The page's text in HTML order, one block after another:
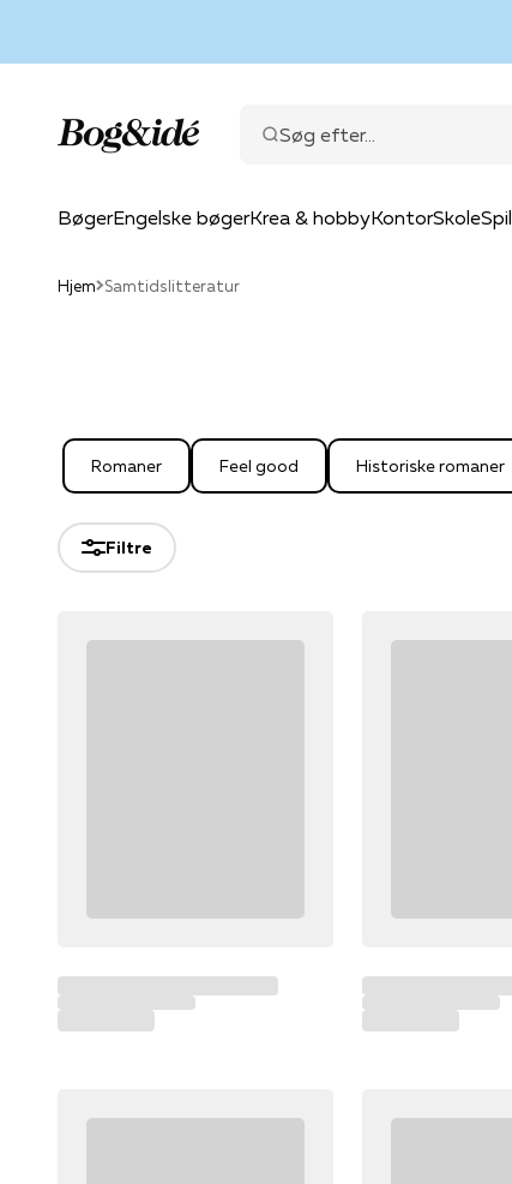
BøgerEngelske bøgerKrea & hobbyKontorSkoleSpil
Søg efter...
Bog & idé
Hjem Samtidslitteratur
Romaner Feel good Historiske romaner
Filtre